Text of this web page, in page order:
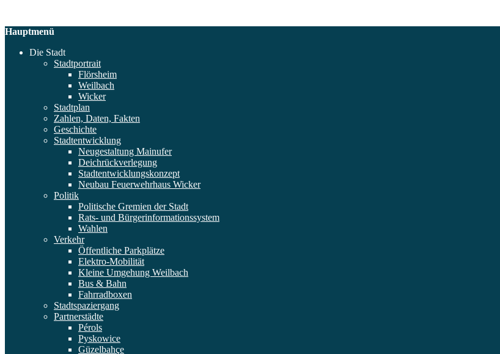
Hauptmenü
Die Stadt
Stadtportrait
Flörsheim
Weilbach
Wicker
Stadtplan
Zahlen, Daten, Fakten
Geschichte
Stadtentwicklung
Neugestaltung Mainufer
Deichrückverlegung
Stadtentwicklungskonzept
Neubau Feuerwehrhaus Wicker
Politik
Politische Gremien der Stadt
Rats- und Bürgerinformationssystem
Wahlen
Verkehr
Öffentliche Parkplätze
Elektro-Mobilität
Kleine Umgehung Weilbach
Bus & Bahn
Fahrradboxen
Stadtspaziergang
Partnerstädte
Pérols
Pyskowice
Güzelbahçe